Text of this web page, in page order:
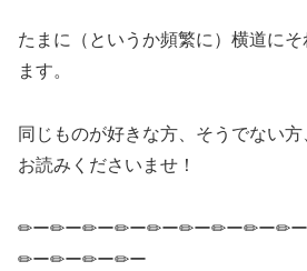
たまに（というか頻繁に）横道に
ます。
同じものが好きな方、そうでない
お読みくださいませ！
✏ー✏ー✏ー✏ー✏ー✏ー✏ー✏ー✏
✏ー✏ー✏ー✏ー